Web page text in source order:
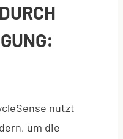
nutzt
um die